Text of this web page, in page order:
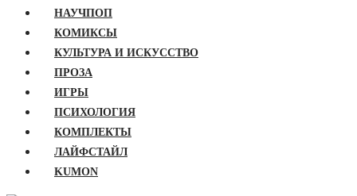
НАУЧПОП
КОМИКСЫ
КУЛЬТУРА И ИСКУССТВО
ПРОЗА
ИГРЫ
ПСИХОЛОГИЯ
КОМПЛЕКТЫ
ЛАЙФСТАЙЛ
KUMON